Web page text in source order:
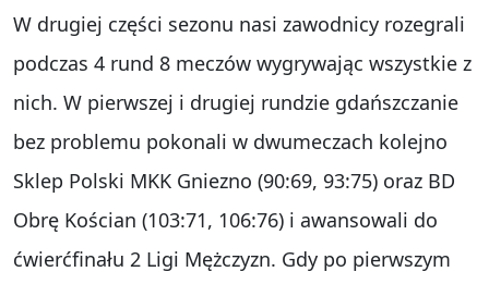
W drugiej części sezonu nasi zawodnicy rozegrali
podczas 4 rund 8 meczów wygrywając wszystkie z
nich. W pierwszej i drugiej rundzie gdańszczanie
bez problemu pokonali w dwumeczach kolejno
Sklep Polski MKK Gniezno (90:69, 93:75) oraz BD
Obrę Kościan (103:71, 106:76) i awansowali do
ćwierćfinału 2 Ligi Mężczyzn. Gdy po pierwszym